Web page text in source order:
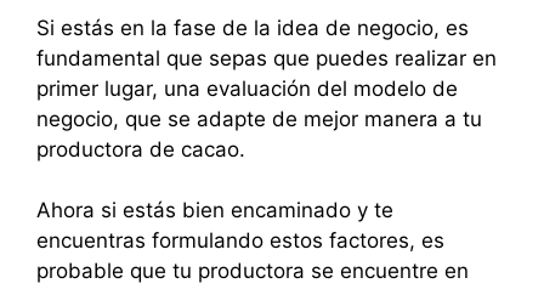
Si estás en la fase de la idea de negocio, es
fundamental que sepas que puedes realizar en
primer lugar, una evaluación del modelo de
negocio, que se adapte de mejor manera a tu
productora de cacao.
Ahora si estás bien encaminado y te
encuentras formulando estos factores, es
probable que tu productora se encuentre en